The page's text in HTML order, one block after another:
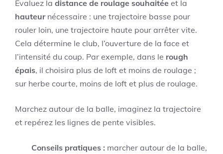
Évaluez la distance de roulage souhaitée et la
hauteurnécessaire : une trajectoire basse pour
rouler loin, une trajectoire haute pour arrêter vite.
Cela détermine le club, l’ouverture de la face et
l’intensité du coup. Par exemple, dans le rough
épais, il choisira plus de loft et moins de roulage ;
sur herbe courte, moins de loft et plus de roulage.
Marchez autour de la balle, imaginez la trajectoire
et repérez les lignes de pente visibles.
Conseils pratiques : marcher autour de la balle,